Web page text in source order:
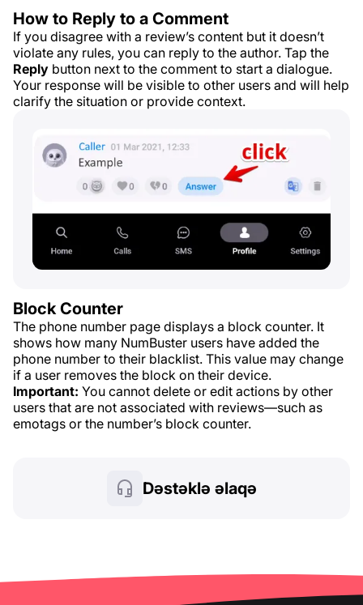
How to Reply to a Comment
If you disagree with a review’s content but it doesn’t
violate any rules, you can reply to the author. Tap the
Reply button next to the comment to start a dialogue.
Your response will be visible to other users and will help
clarify the situation or provide context.
Block Counter
The phone number page displays a block counter. It
shows how many NumBuster users have added the
phone number to their blacklist. This value may change
if a user removes the block on their device.
Important: You cannot delete or edit actions by other
users that are not associated with reviews—such as
emotags or the number’s block counter.
Dəstəklə əlaqə